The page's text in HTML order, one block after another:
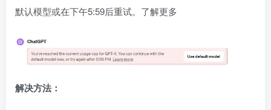
默认模型或在下午5:59后重试。了解更多
解决方法：